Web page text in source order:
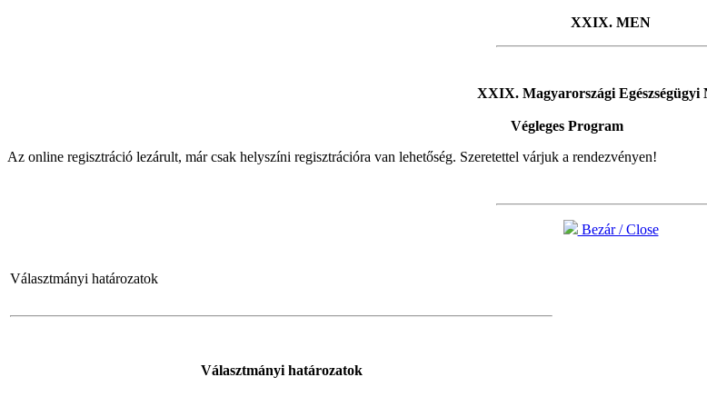
XXIX. MEN
XXIX. Magyarországi Egészségügyi
Végleges Program
Az online regisztráció lezárult, már csak helyszíni regisztrációra van lehetőség. Szeretettel várjuk a rendezvényen!
Bezár / Close
Választmányi határozatok
Választmányi határozatok